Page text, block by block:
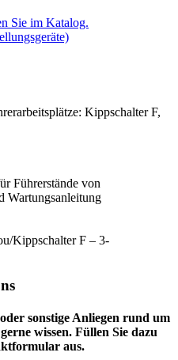
Sie im Katalog.
Kippschalter F,
Führerstände von
Wartungsanleitung
Kippschalter F – 3-
sonstige Anliegen rund um
wissen. Füllen Sie dazu
aus.